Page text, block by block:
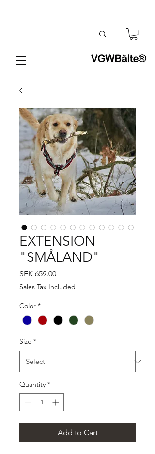
EXTENSION
"SMÅLAND"
SEK 659.00Price
Sales Tax Included
Color *
Size *
Quantity *
Add to Cart